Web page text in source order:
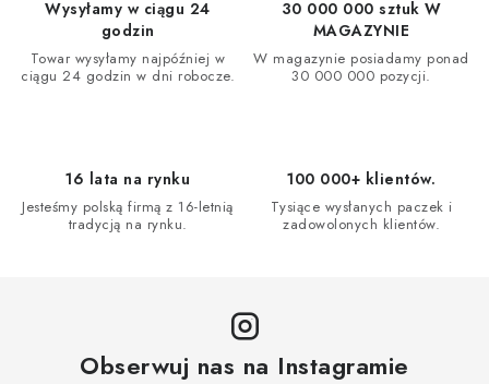
y
Wysyłamy w ciągu 24
godzin
Towar wysyłamy najpóźniej w
ciągu 24 godzin w dni robocze.
30 000 000 sztuk W
MAGAZYNIE
W magazynie posiadamy ponad
30 000 000 pozycji.
16 lata na rynku
Jesteśmy polską firmą z 16-letnią
tradycją na rynku.
100 000+ klientów.
Tysiące wysłanych paczek i
zadowolonych klientów.
Obserwuj nas na Instagramie